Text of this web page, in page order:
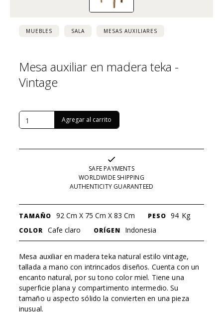
MUEBLES SALA MESAS AUXILIARES
Mesa auxiliar en madera teka -
Vintage
SAFE PAYMENTS
WORLDWIDE SHIPPING
AUTHENTICITY GUARANTEED
TAMAÑO 92 Cm X 75 Cm X 83 Cm PESO 94 Kg
COLOR Cafe claro ORÍGEN Indonesia
Mesa auxiliar en madera teka natural estilo vintage,
tallada a mano con intrincados diseños. Cuenta con un
encanto natural, por su tono color miel. Tiene una
superficie plana y compartimento intermedio. Su
tamaño u aspecto sólido la convierten en una pieza
inusual.